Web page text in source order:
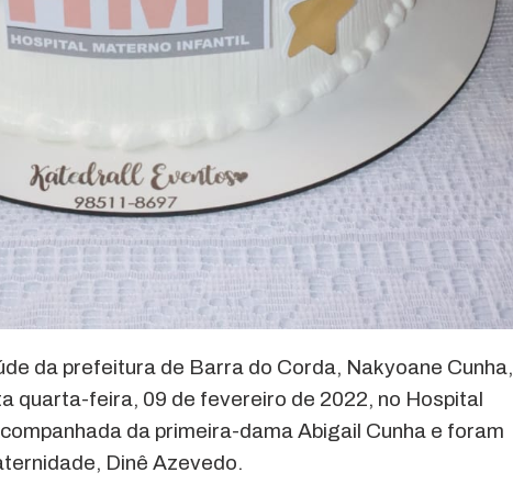
da prefeitura de Barra do Corda, Nakyoane Cunha,
quarta-feira, 09 de fevereiro de 2022, no Hospital
da primeira-dama Abigail Cunha e foram
Dinê Azevedo.